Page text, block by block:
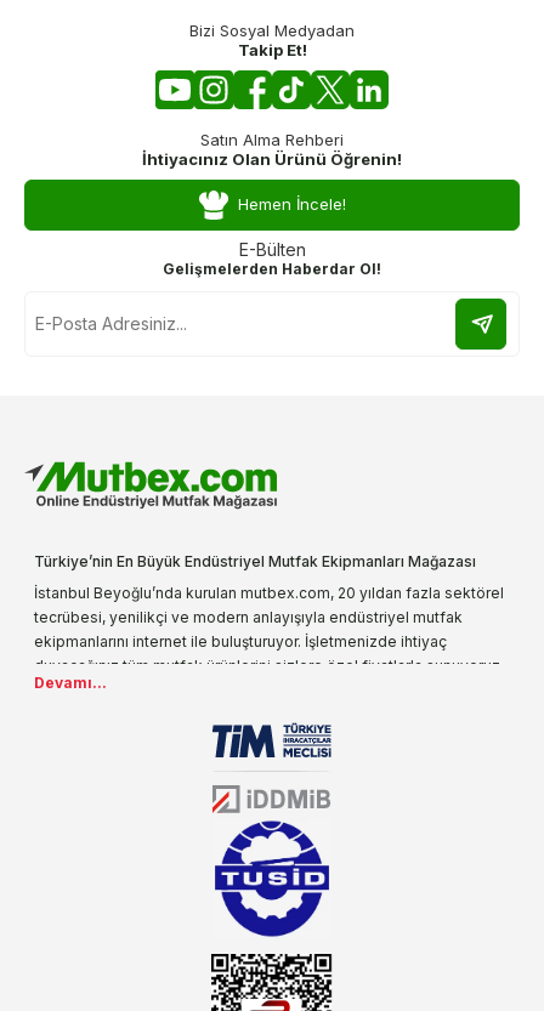
Bizi Sosyal Medyadan
Takip Et!
Satın Alma Rehberi
İhtiyacınız Olan Ürünü Öğrenin!
Hemen İncele!
E-Bülten
Gelişmelerden Haberdar Ol!
Türkiye’nin En Büyük Endüstriyel Mutfak Ekipmanları Mağazası
İstanbul Beyoğlu’nda kurulan mutbex.com, 20 yıldan fazla sektörel
tecrübesi, yenilikçi ve modern anlayışıyla endüstriyel mutfak
ekipmanlarını internet ile buluşturuyor. İşletmenizde ihtiyaç
duyacağınız tüm mutfak ürünlerini sizlere özel fiyatlarla sunuyoruz.
Endüstriyel mutfak malzemesi deyince akla gelen ilk adreslerden
sektörün farklı alanlarında da faliyet gösteren mutbex.com,
Öztiryakiler resmi bayisidir. Öztiryakiler ürünleri üzerinde büyük bir
donanıma sahip ekibi ile müşterilerine koşulsuz destek sunan
mutbex.com ile endüstriyel mutfak malzemeleri konusunda
alacağınız hizmet standartların her zaman üstünde olacaktır.
Devamı...